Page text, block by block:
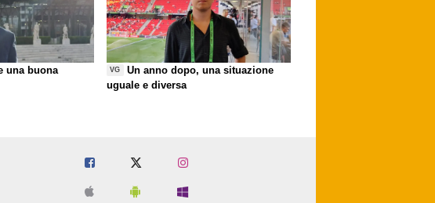
una buona
VG
Un anno dopo, una situazione
uguale e diversa